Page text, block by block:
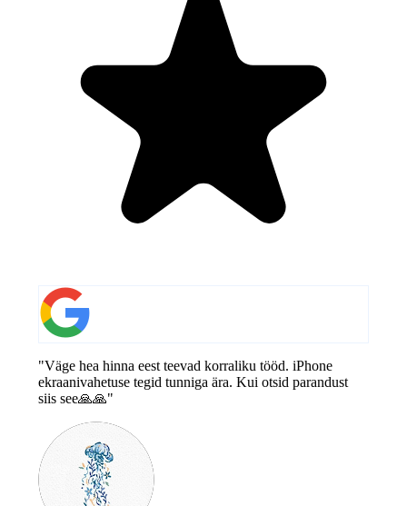
"Väge hea hinna eest teevad korraliku tööd. iPhone
ekraanivahetuse tegid tunniga ära. Kui otsid parandust
siis see🙏🙏"